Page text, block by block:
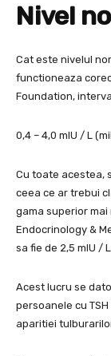
Nivel
Cat este nivelul
functioneaza
Foundation,
0,4 – 4,0 mIU / L
Cu toate acestea,
ceea ce ar trebui
gama superior
Endocrinology &
sa fie de 2,5 mIU /
Acest lucru se
persoanele cu
aparitiei